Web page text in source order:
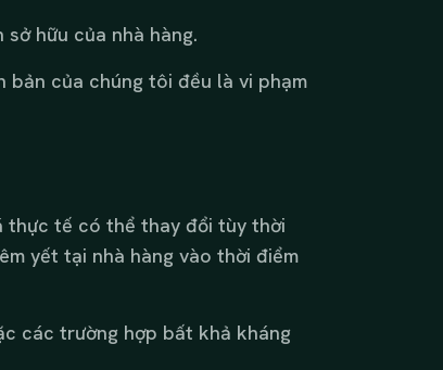
hữu của nhà hàng.
bản của chúng tôi đều là vi phạm
thực tế có thể thay đổi tùy thời
yết tại nhà hàng vào thời điểm
các trường hợp bất khả kháng